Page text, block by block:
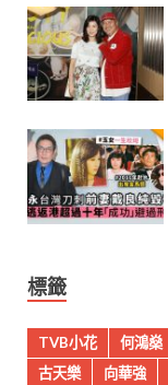
標籤
TVB小花 何鴻燊
古天樂
向華強